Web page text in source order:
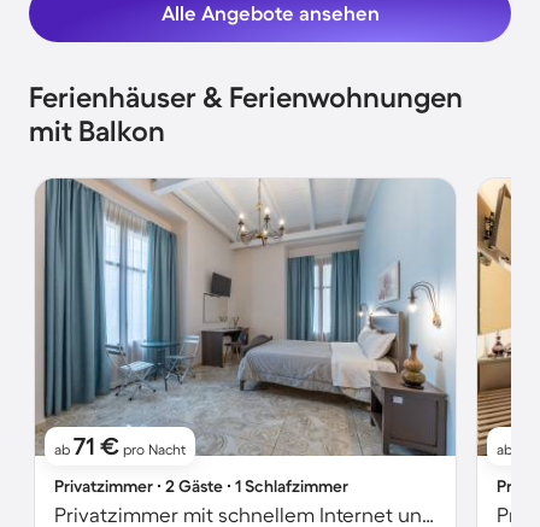
Alle Angebote ansehen
Ferienhäuser & Ferienwohnungen
mit Balkon
ab 71 € pro Nacht
Privatzimmer ∙ 2 Gäste ∙ 1 Schlafzimmer
Privatzimmer mit schnellem Internet und Terrasse | Stadtblick | Ideal für Homeoffice
ab